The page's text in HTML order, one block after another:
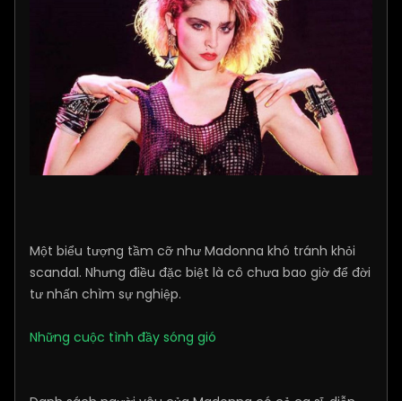
Một biểu tượng tầm cỡ như Madonna khó tránh khỏi
scandal. Nhưng điều đặc biệt là cô chưa bao giờ để đời
tư nhấn chìm sự nghiệp.
Những cuộc tình đầy sóng gió